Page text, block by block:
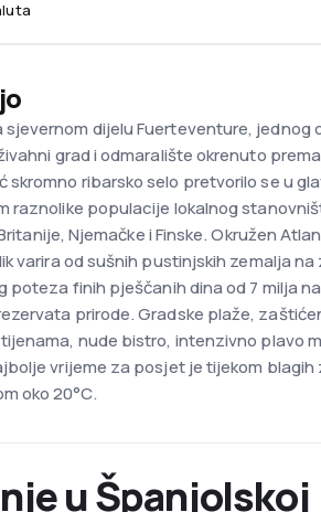
dijelu Fuerteventure, jednog
grad i odmaralište okrenuto
skromno ribarsko selo pretvorilo se u
raznolike populacije lokalnog
Njemačke i Finske. Okružen
varira od sušnih pustinjskih zemalja
poteza finih pješčanih dina od 7 milja
prirode. Gradske plaže,
nude bistro, intenzivno plavo
vrijeme za posjet je tijekom blagih
oko 20°C.
u Španjolskoj